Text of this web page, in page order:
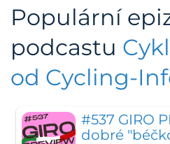
Populární
podcastu
od Cycling-
#537 GIRO
dobré